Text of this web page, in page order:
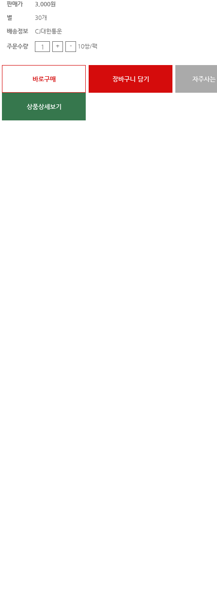
판매가
3,000원
별
30개
배송정보
CJ대한통운
주문수량 + - 10쌍/팩
바로구매 장바구니 담기 자주사
상품상세보기